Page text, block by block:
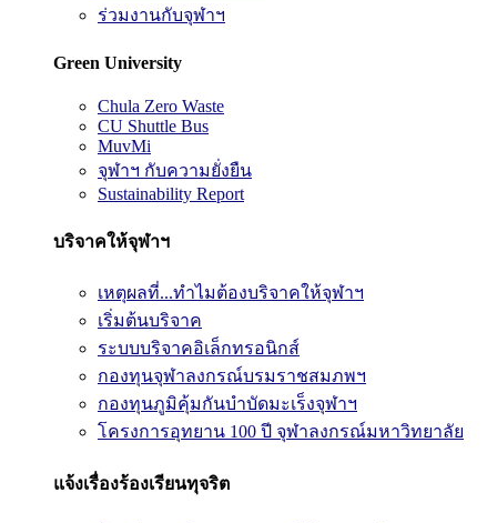
ร่วมงานกับจุฬาฯ
Green University
Chula Zero Waste
CU Shuttle Bus
MuvMi
จุฬาฯ กับความยั่งยืน
Sustainability Report
บริจาคให้จุฬาฯ
เหตุผลที่...ทำไมต้องบริจาคให้จุฬาฯ
เริ่มต้นบริจาค
ระบบบริจาคอิเล็กทรอนิกส์
กองทุนจุฬาลงกรณ์บรมราชสมภพฯ
กองทุนภูมิคุ้มกันบำบัดมะเร็งจุฬาฯ
โครงการอุทยาน 100 ปี จุฬาลงกรณ์มหาวิทยาลัย
แจ้งเรื่องร้องเรียนทุจริต